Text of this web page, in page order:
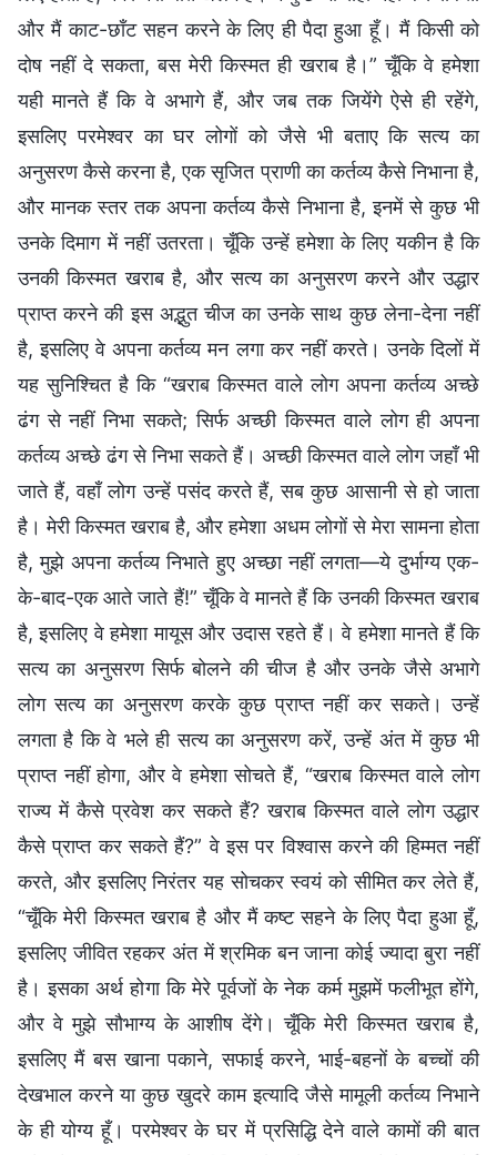
और मैं काट-छाँट सहन करने के लिए ही पैदा हुआ हूँ। मैं किसी को
दोष नहीं दे सकता, बस मेरी किस्मत ही खराब है।” चूँकि वे हमेशा
यही मानते हैं कि वे अभागे हैं, और जब तक जियेंगे ऐसे ही रहेंगे,
इसलिए परमेश्वर का घर लोगों को जैसे भी बताए कि सत्य का
अनुसरण कैसे करना है, एक सृजित प्राणी का कर्तव्य कैसे निभाना है,
और मानक स्तर तक अपना कर्तव्य कैसे निभाना है, इनमें से कुछ भी
उनके दिमाग में नहीं उतरता। चूँकि उन्हें हमेशा के लिए यकीन है कि
उनकी किस्मत खराब है, और सत्य का अनुसरण करने और उद्धार
प्राप्त करने की इस अद्भुत चीज का उनके साथ कुछ लेना-देना नहीं
है, इसलिए वे अपना कर्तव्य मन लगा कर नहीं करते। उनके दिलों में
यह सुनिश्चित है कि “खराब किस्मत वाले लोग अपना कर्तव्य अच्छे
ढंग से नहीं निभा सकते; सिर्फ अच्छी किस्मत वाले लोग ही अपना
कर्तव्य अच्छे ढंग से निभा सकते हैं। अच्छी किस्मत वाले लोग जहाँ भी
जाते हैं, वहाँ लोग उन्हें पसंद करते हैं, सब कुछ आसानी से हो जाता
है। मेरी किस्मत खराब है, और हमेशा अधम लोगों से मेरा सामना होता
है, मुझे अपना कर्तव्य निभाते हुए अच्छा नहीं लगता—ये दुर्भाग्य एक-
के-बाद-एक आते जाते हैं!” चूँकि वे मानते हैं कि उनकी किस्मत खराब
है, इसलिए वे हमेशा मायूस और उदास रहते हैं। वे हमेशा मानते हैं कि
सत्य का अनुसरण सिर्फ बोलने की चीज है और उनके जैसे अभागे
लोग सत्य का अनुसरण करके कुछ प्राप्त नहीं कर सकते। उन्हें
लगता है कि वे भले ही सत्य का अनुसरण करें, उन्हें अंत में कुछ भी
प्राप्त नहीं होगा, और वे हमेशा सोचते हैं, “खराब किस्मत वाले लोग
राज्य में कैसे प्रवेश कर सकते हैं? खराब किस्मत वाले लोग उद्धार
कैसे प्राप्त कर सकते हैं?” वे इस पर विश्वास करने की हिम्मत नहीं
करते, और इसलिए निरंतर यह सोचकर स्वयं को सीमित कर लेते हैं,
“चूँकि मेरी किस्मत खराब है और मैं कष्ट सहने के लिए पैदा हुआ हूँ,
इसलिए जीवित रहकर अंत में श्रमिक बन जाना कोई ज्यादा बुरा नहीं
है। इसका अर्थ होगा कि मेरे पूर्वजों के नेक कर्म मुझमें फलीभूत होंगे,
और वे मुझे सौभाग्य के आशीष देंगे। चूँकि मेरी किस्मत खराब है,
इसलिए मैं बस खाना पकाने, सफाई करने, भाई-बहनों के बच्चों की
देखभाल करने या कुछ खुदरे काम इत्यादि जैसे मामूली कर्तव्य निभाने
के ही योग्य हूँ। परमेश्वर के घर में प्रसिद्धि देने वाले कामों की बात